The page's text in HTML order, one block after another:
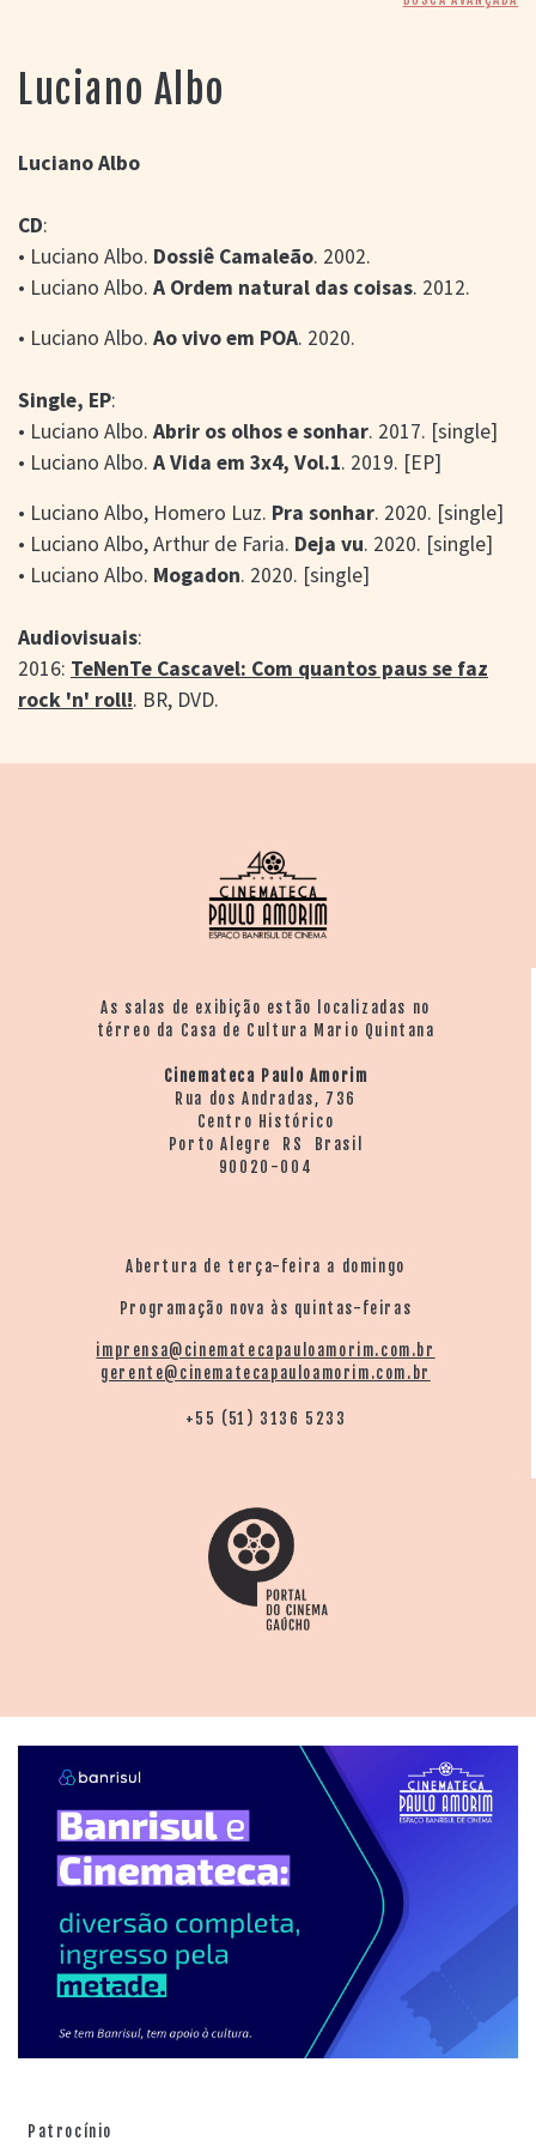
PORTAL DO
CINEMA GAÚCHO
> BUSCA AVANÇADA
CINEASTAS
> DISCOGRAFIAS
> BIBLIOGRAFIAS
CONTATO E
Luciano Albo
Luciano Albo
CD:
• Luciano Albo. Dossiê Camaleão. 2002.
• Luciano Albo. A Ordem natural das coisas. 2012.
• Luciano Albo. Ao vivo em POA. 2020.
Single, EP:
• Luciano Albo. Abrir os olhos e sonhar. 2017. [single]
• Luciano Albo. A Vida em 3x4, Vol.1. 2019. [EP]
• Luciano Albo, Homero Luz. Pra sonhar. 2020. [single]
• Luciano Albo, Arthur de Faria. Deja vu. 2020. [single]
• Luciano Albo. Mogadon. 2020. [single]
Audiovisuais:
2016: TeNenTe Cascavel: Com quantos paus se faz
rock 'n' roll!. BR, DVD.
As salas de exibição estão localizadas no
térreo da Casa de Cultura Mario Quintana
Cinemateca Paulo Amorim
Rua dos Andradas, 736
Centro Histórico
Porto Alegre RS Brasil
90020-004
Abertura de terça-feira a domingo
Programação nova às quintas-feiras
imprensa@cinematecapauloamorim.com.br
gerente@cinematecapauloamorim.com.br
+55 (51) 3136 5233
Patrocínio